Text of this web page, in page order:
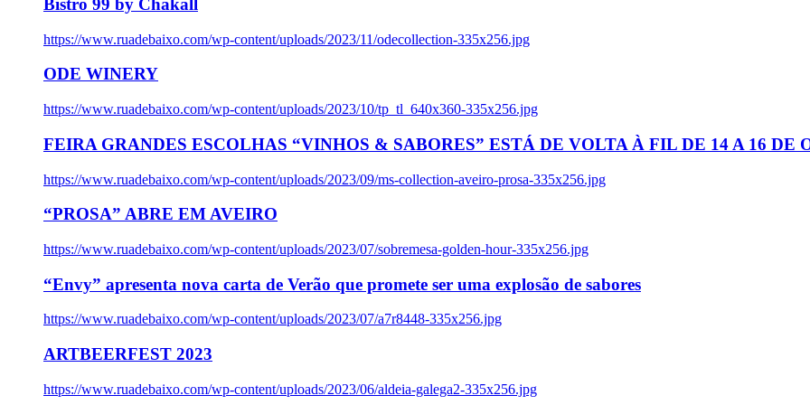
Bistro 99 by Chakall
https://www.ruadebaixo.com/wp-content/uploads/2023/11/odecollection-335x256.jpg
ODE WINERY
https://www.ruadebaixo.com/wp-content/uploads/2023/10/tp_tl_640x360-335x256.jpg
FEIRA GRANDES ESCOLHAS “VINHOS & SABORES” ESTÁ DE VOLTA À FIL DE 14 A 16 DE
https://www.ruadebaixo.com/wp-content/uploads/2023/09/ms-collection-aveiro-prosa-335x256.jpg
“PROSA” ABRE EM AVEIRO
https://www.ruadebaixo.com/wp-content/uploads/2023/07/sobremesa-golden-hour-335x256.jpg
“Envy” apresenta nova carta de Verão que promete ser uma explosão de sabores
https://www.ruadebaixo.com/wp-content/uploads/2023/07/a7r8448-335x256.jpg
ARTBEERFEST 2023
https://www.ruadebaixo.com/wp-content/uploads/2023/06/aldeia-galega2-335x256.jpg